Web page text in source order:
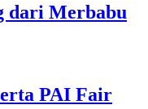
dari Merbabu
PAI Fair